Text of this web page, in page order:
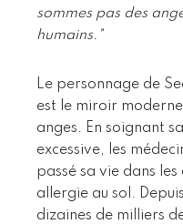
sommes pas des
humains."
Le personnage de
est le miroir
anges. En soignant
excessive, les
passé sa vie dans
allergie au sol.
dizaines de milliers